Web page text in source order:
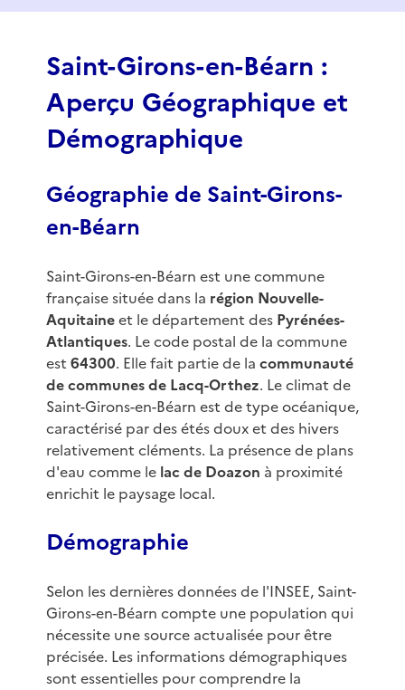
f
Saint-Girons-en-Béarn :
Aperçu Géographique et
Démographique
Géographie de Saint-Girons-
en-Béarn
Saint-Girons-en-Béarn est une commune
française située dans la région Nouvelle-
Aquitaineet le département des Pyrénées-
Atlantiques. Le code postal de la commune
est 64300. Elle fait partie de la communauté
de communes de Lacq-Orthez. Le climat de
Saint-Girons-en-Béarn est de type océanique,
caractérisé par des étés doux et des hivers
relativement cléments. La présence de plans
d'eau comme le lac de Doazon à proximité
enrichit le paysage local.
Démographie
Selon les dernières données de l'INSEE, Saint-
Girons-en-Béarn compte une population qui
nécessite une source actualisée pour être
précisée. Les informations démographiques
sont essentielles pour comprendre la